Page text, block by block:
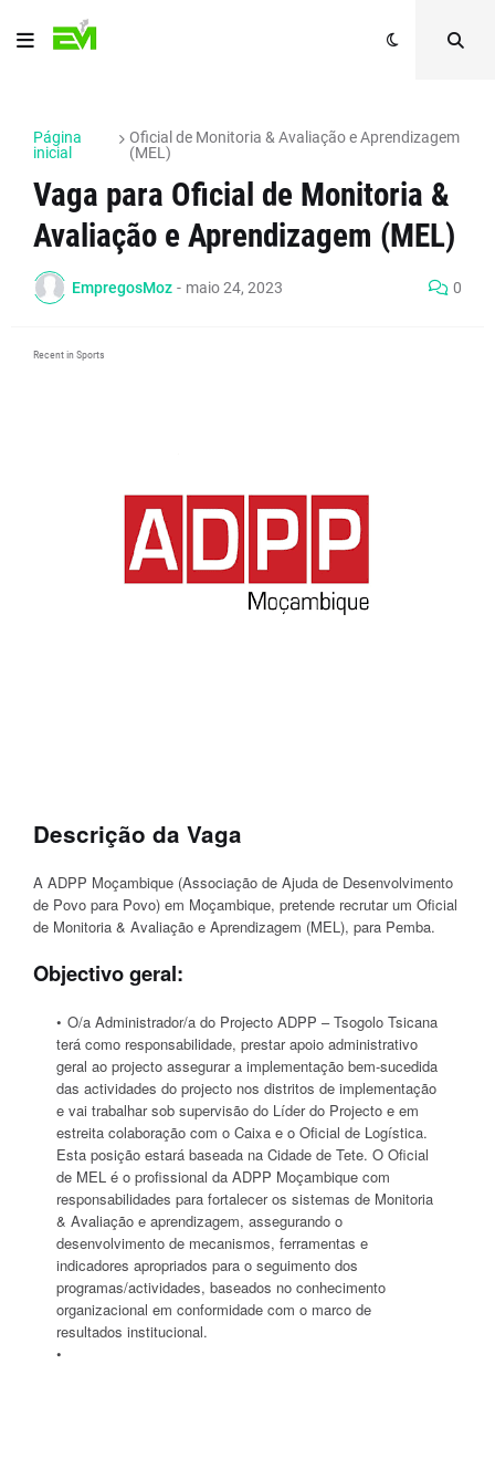
Página
inicial
Oficial de Monitoria & Avaliação e Aprendizagem
(MEL)
Vaga para Oficial de Monitoria &
Avaliação e Aprendizagem (MEL)
EmpregosMoz - maio 24, 2023 0
Recent in Sports
Descrição da Vaga
A ADPP Moçambique (Associação de Ajuda de Desenvolvimento
de Povo para Povo) em Moçambique, pretende recrutar um Oficial
de Monitoria & Avaliação e Aprendizagem (MEL), para Pemba.
Objectivo geral:
O/a Administrador/a do Projecto ADPP – Tsogolo Tsicana
terá como responsabilidade, prestar apoio administrativo
geral ao projecto assegurar a implementação bem-sucedida
das actividades do projecto nos distritos de implementação
e vai trabalhar sob supervisão do Líder do Projecto e em
estreita colaboração com o Caixa e o Oficial de Logística.
Esta posição estará baseada na Cidade de Tete. O Oficial
de MEL é o profissional da ADPP Moçambique com
responsabilidades para fortalecer os sistemas de Monitoria
& Avaliação e aprendizagem, assegurando o
desenvolvimento de mecanismos, ferramentas e
indicadores apropriados para o seguimento dos
programas/actividades, baseados no conhecimento
organizacional em conformidade com o marco de
resultados institucional.